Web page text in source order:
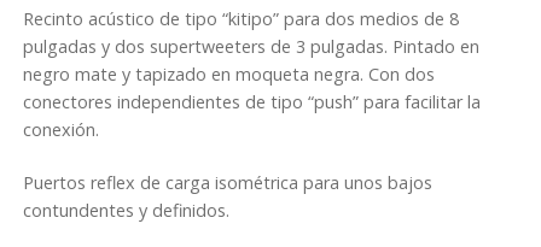
mate
AD
Pkb-
282t
cantidad
Recinto acústico de tipo “kitipo” para dos medios de 8
pulgadas y dos supertweeters de 3 pulgadas. Pintado en
negro mate y tapizado en moqueta negra. Con dos
conectores independientes de tipo “push” para facilitar la
conexión.
Puertos reflex de carga isométrica para unos bajos
contundentes y definidos.